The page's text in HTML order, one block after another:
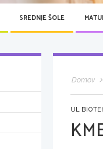
SREDNJE ŠOLE
Domov
UL